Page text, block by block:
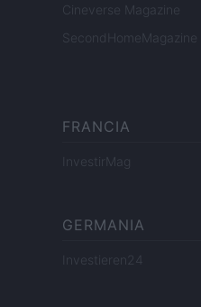
Cineverse Magazine
SecondHomeMagazine
FRANCIA
InvestirMag
GERMANIA
Investieren24